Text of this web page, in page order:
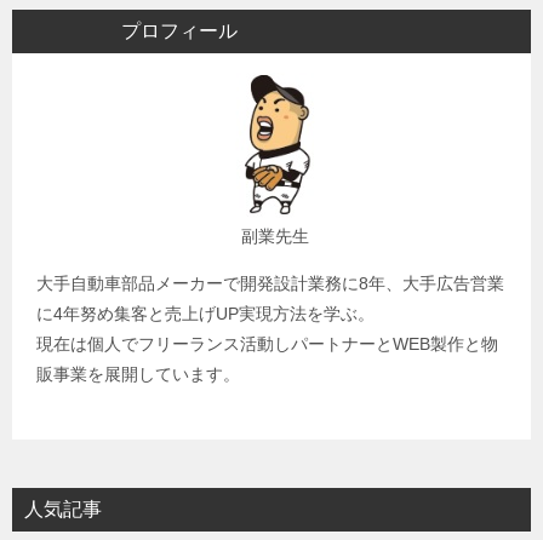
プロフィール
副業先生
大手自動車部品メーカーで開発設計業務に8年、大手広告営業
に4年努め集客と売上げUP実現方法を学ぶ。
現在は個人でフリーランス活動しパートナーとWEB製作と物
販事業を展開しています。
人気記事